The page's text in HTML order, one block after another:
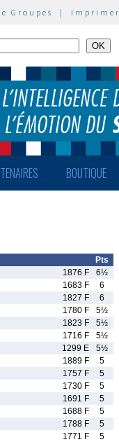
Groupes | Imprimer
BOUTIQUE
Pts
1876 F
6½
1683 F
6
1827 F
6
1780 F
5½
1823 F
5½
1716 F
5½
1299 E
5½
1889 F
5
1757 F
5
1730 F
5
1691 F
5
1688 F
5
1788 F
5
1771 F
5